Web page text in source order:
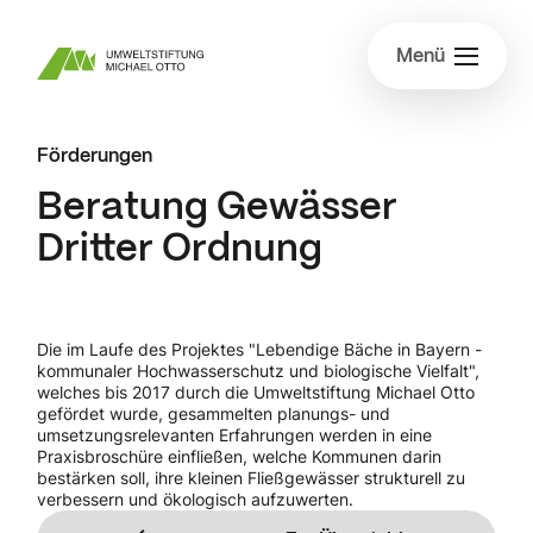
Menü
Förderungen
Beratung Gewässer
Dritter Ordnung
Die im Laufe des Projektes "Lebendige Bäche in Bayern -
kommunaler Hochwasserschutz und biologische Vielfalt",
welches bis 2017 durch die Umweltstiftung Michael Otto
gefördet wurde, gesammelten planungs- und
umsetzungsrelevanten Erfahrungen werden in eine
Praxisbroschüre einfließen, welche Kommunen darin
bestärken soll, ihre kleinen Fließgewässer strukturell zu
verbessern und ökologisch aufzuwerten.